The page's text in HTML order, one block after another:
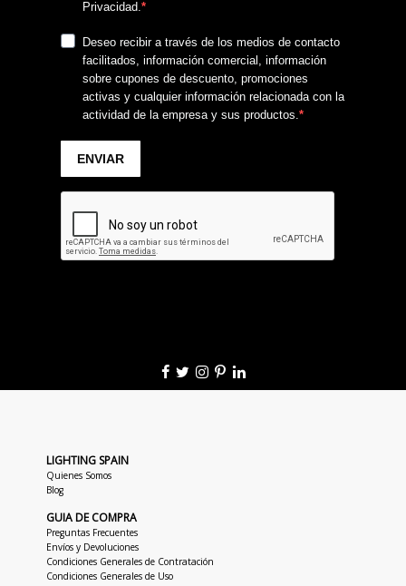
LIGHTING SPAIN
Quienes Somos
Blog
GUIA DE COMPRA
Preguntas Frecuentes
Envíos y Devoluciones
Condiciones Generales de Contratación
Condiciones Generales de Uso